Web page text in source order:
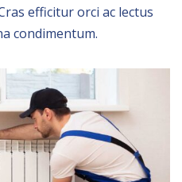
efficitur orci ac lectus
condimentum.